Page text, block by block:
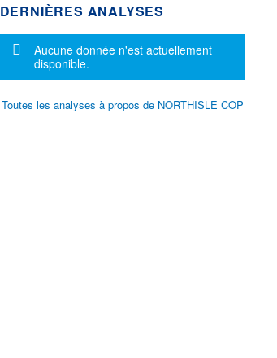
DERNIÈRES ANALYSES
Message d'information
Aucune donnée n'est actuellement
disponible.
Toutes les analyses à propos de NORTHISLE COP